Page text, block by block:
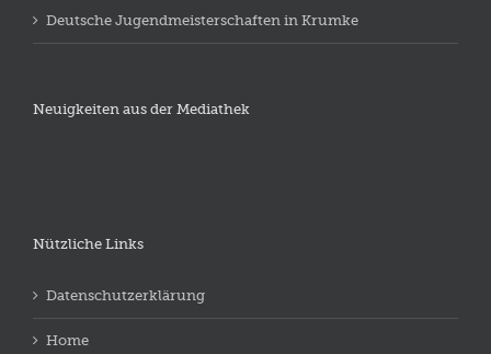
Deutsche Jugendmeisterschaften in Krumke
Neuigkeiten aus der Mediathek
Nützliche Links
Datenschutzerklärung
Home